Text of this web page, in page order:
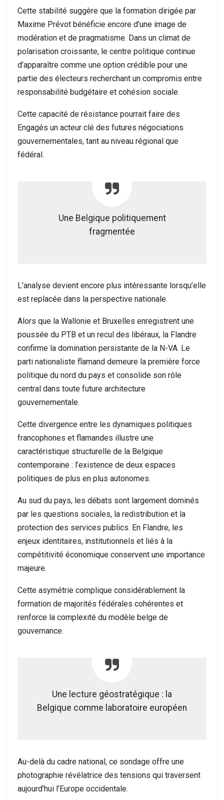
Cette stabilité suggère que la formation dirigée par
Maxime Prévot bénéficie encore d’une image de
modération et de pragmatisme. Dans un climat de
polarisation croissante, le centre politique continue
d’apparaître comme une option crédible pour une
partie des électeurs recherchant un compromis entre
responsabilité budgétaire et cohésion sociale.
Cette capacité de résistance pourrait faire des
Engagés un acteur clé des futures négociations
gouvernementales, tant au niveau régional que
fédéral.
Une Belgique politiquement
fragmentée
L’analyse devient encore plus intéressante lorsqu’elle
est replacée dans la perspective nationale.
Alors que la Wallonie et Bruxelles enregistrent une
poussée du PTB et un recul des libéraux, la Flandre
confirme la domination persistante de la N-VA. Le
parti nationaliste flamand demeure la première force
politique du nord du pays et consolide son rôle
central dans toute future architecture
gouvernementale.
Cette divergence entre les dynamiques politiques
francophones et flamandes illustre une
caractéristique structurelle de la Belgique
contemporaine : l’existence de deux espaces
politiques de plus en plus autonomes.
Au sud du pays, les débats sont largement dominés
par les questions sociales, la redistribution et la
protection des services publics. En Flandre, les
enjeux identitaires, institutionnels et liés à la
compétitivité économique conservent une importance
majeure.
Cette asymétrie complique considérablement la
formation de majorités fédérales cohérentes et
renforce la complexité du modèle belge de
gouvernance.
Une lecture géostratégique : la
Belgique comme laboratoire européen
Au-delà du cadre national, ce sondage offre une
photographie révélatrice des tensions qui traversent
aujourd’hui l’Europe occidentale.